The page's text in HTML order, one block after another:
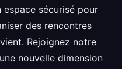
sécurisé pour
des rencontres
Rejoignez notre
nouvelle dimension